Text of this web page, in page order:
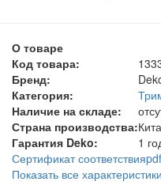
О товаре
Код товара:
Бренд:
Категория:
Наличие на складе:
Страна производства:
Гарантия Deko:
1
Сертификат соответствияpdf
Показать все характеристики